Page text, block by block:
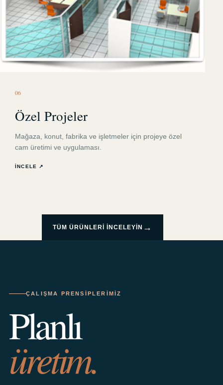
06
Özel Projeler
Mağaza, konut, fabrika ve işletmeler için projeye özel
cam üretimi ve uygulaması.
İNCELE ↗
TÜM ÜRÜNLERI INCELEYIN →
ÇALIŞMA PRENSIPLERIMIZ
Planlı
üretim.